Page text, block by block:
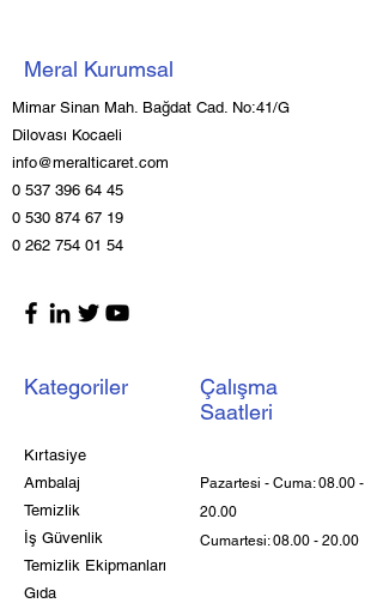
Meral Kurumsal
Mimar Sinan Mah. Bağdat Cad. No:41/G
Dilovası Kocaeli
info@meralticaret.com
0 537 396 64 45
0 530 874 67 19
0 262 754 01 54
Kategoriler
Çalışma
Saatleri
Kırtasiye
Ambalaj
Temizlik
İş Güvenlik
Temizlik Ekipmanları
Gıda
Pazartesi - Cuma:08.00 -
20.00
Cumartesi:08.00 - 20.00